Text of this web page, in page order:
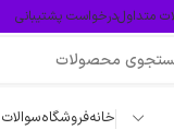
متداولدرخواست پشتیبانی
خانهفروشگاه